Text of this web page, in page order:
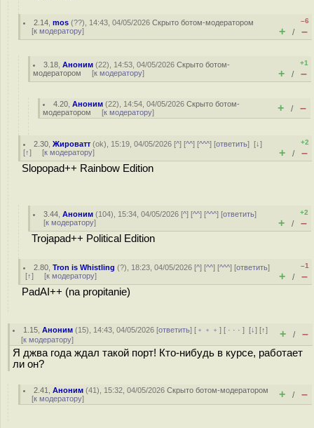
2.14 ,mos (??), 14:43, 04/05/2026Скрыто ботом-модератором
[к модератору]
–6
+ / –
3.18 ,Аноним (22), 14:53, 04/05/2026Скрыто ботом-
модератором [к модератору]
+1
+ / –
4.20 ,Аноним (22), 14:54, 04/05/2026Скрыто ботом-
модератором [к модератору] + / –
2.30 ,Жироватт (ok), 15:19, 04/05/2026 [^] [^^] [^^^] [ответить][↓]
[↑] [к модератору]
+2
+ / –
Slopopad++ Rainbow Edition
3.44 ,Аноним (104), 15:34, 04/05/2026 [^] [^^] [^^^] [ответить]
[к модератору]
+2
+ / –
Trojapad++ Political Edition
2.80 ,Tron is Whistling (?), 18:23, 04/05/2026 [^] [^^] [^^^] [ответить]
[↑] [к модератору]
–1
+ / –
PadAI++ (na propitanie)
1.15 ,Аноним (15), 14:43, 04/05/2026 [ответить] [ ﹢﹢﹢] [ · · ·][↓] [↑]
[к модератору] + / –
Я джва года ждал такой порт! Кто-нибудь в курсе, работает
ли он?
2.41 ,Аноним (41), 15:32, 04/05/2026Скрыто ботом-модератором
[к модератору] + / –